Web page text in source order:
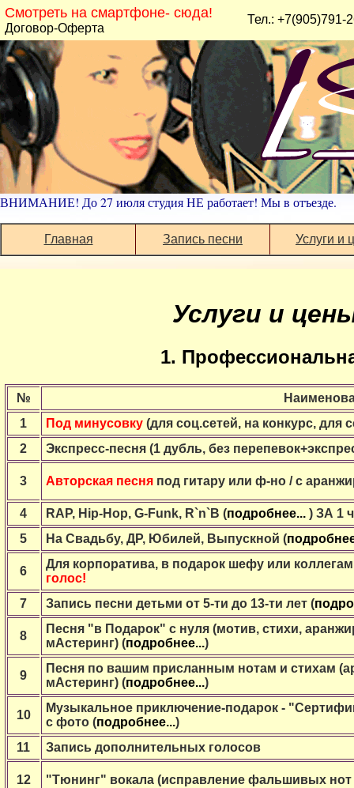
Смотреть на смартфоне- сюда!
Договор-Оферта
Тел.: +7(905)791-
ВНИМАНИЕ! До 27 июля студия НЕ работает! Мы в отъезде.
Главная Запись песни Услуги и
Услуги и
1.
№
1
Под минусовку(для соц.сетей, на конкурс, для
2
Экспресс-песня (1 дубль, без
3 Авторская песня под гитару или ф-но / с
4 RАР, Hip-Hop, G-Funk, R`n`B (подробнее...) ЗА 1
5
На Cвадьбу, ДР, Юбилей, Выпускной (
6
Для корпоратива, в подарок шефу или коллегам
голос!
7
Запись песни детьми от 5-ти до 13-ти лет (
8
Песня "в Подарок" с нуля (мотив, стихи,
мАстеринг) (подробнее...)
9
Песня по вашим присланным нотам и стихам
мАстеринг) (подробнее...)
10
Музыкальное приключение-подарок -
с фото (подробнее...)
11
Запись дополнительных голосов
12 "Тюнинг" вокала (исправление фальшивых нот